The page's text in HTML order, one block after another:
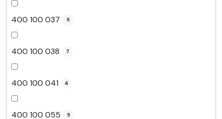
400 100 037 5
400 100 038 7
400 100 041 4
400 100 055 5